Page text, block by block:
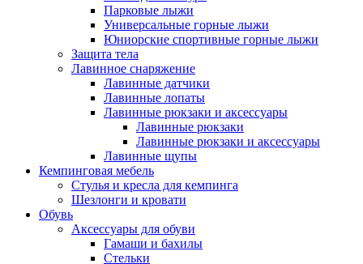
Парковые лыжи
Универсальные горные лыжи
Юниорские спортивные горные лыжи
Защита тела
Лавинное снаряжение
Лавинные датчики
Лавинные лопаты
Лавинные рюкзаки и аксессуары
Лавинные рюкзаки
Лавинные рюкзаки и аксессуары
Лавинные щупы
Кемпинговая мебель
Стулья и кресла для кемпинга
Шезлонги и кровати
Обувь
Аксессуары для обуви
Гамаши и бахилы
Стельки